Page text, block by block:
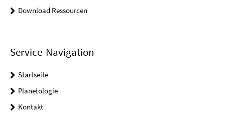
Download Ressourcen
Service-Navigation
Startseite
Planetologie
Kontakt